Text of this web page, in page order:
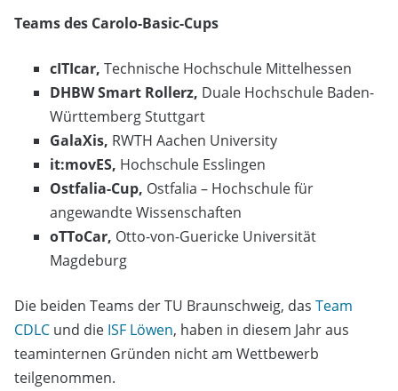
Teams des Carolo-Basic-Cups
cITIcar, Technische Hochschule Mittelhessen
DHBW Smart Rollerz, Duale Hochschule Baden-
Württemberg Stuttgart
GalaXis, RWTH Aachen University
it:movES, Hochschule Esslingen
Ostfalia-Cup, Ostfalia – Hochschule für
angewandte Wissenschaften
oTToCar, Otto-von-Guericke Universität
Magdeburg
Die beiden Teams der TU Braunschweig, das Team
CDLC und die ISF Löwen, haben in diesem Jahr aus
teaminternen Gründen nicht am Wettbewerb
teilgenommen.